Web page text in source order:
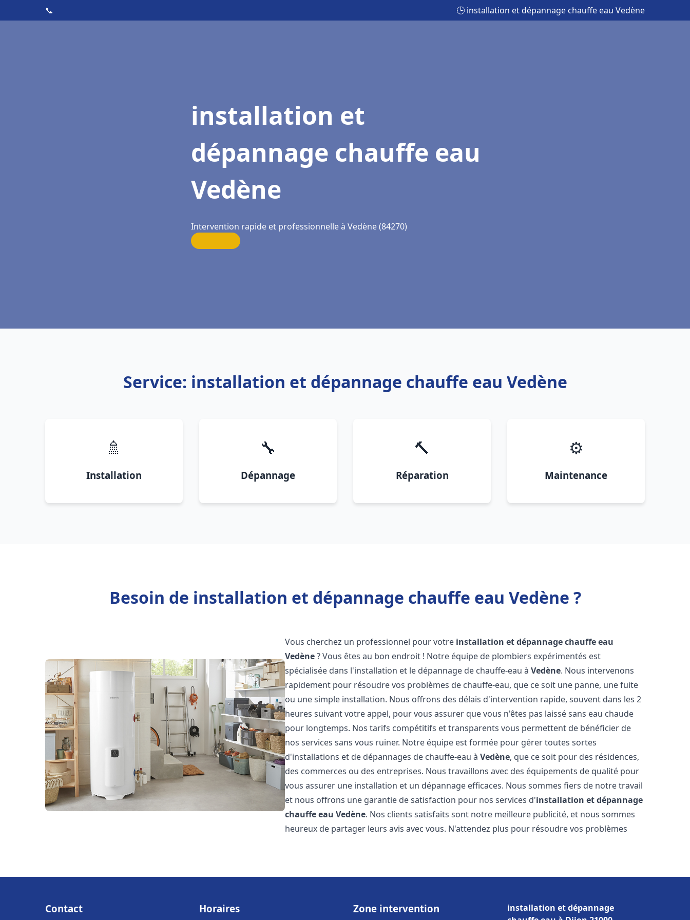
📞 🕒 installation et dépannage chauffe eau Vedène
installation et
dépannage chauffe eau
Vedène
Intervention rapide et professionnelle à Vedène (84270)
Service: installation et dépannage chauffe eau Vedène
🚿
Installation
🔧
Dépannage
🔨
Réparation
⚙️
Maintenance
Besoin de installation et dépannage chauffe eau Vedène ?
Vous cherchez un professionnel pour votre installation et dépannage chauffe eau
Vedène? Vous êtes au bon endroit ! Notre équipe de plombiers expérimentés est
spécialisée dans l'installation et le dépannage de chauffe-eau àVedène. Nous intervenons
rapidement pour résoudre vos problèmes de chauffe-eau, que ce soit une panne, une fuite
ou une simple installation. Nous offrons des délais d'intervention rapide, souvent dans les 2
heures suivant votre appel, pour vous assurer que vous n'êtes pas laissé sans eau chaude
pour longtemps. Nos tarifs compétitifs et transparents vous permettent de bénéficier de
nos services sans vous ruiner. Notre équipe est formée pour gérer toutes sortes
d'installations et de dépannages de chauffe-eau àVedène, que ce soit pour des résidences,
des commerces ou des entreprises. Nous travaillons avec des équipements de qualité pour
vous assurer une installation et un dépannage efficaces. Nous sommes fiers de notre travail
et nous offrons une garantie de satisfaction pour nos services d'installation et dépannage
chauffe eau Vedène. Nos clients satisfaits sont notre meilleure publicité, et nous sommes
heureux de partager leurs avis avec vous. N'attendez plus pour résoudre vos problèmes
Contact Horaires Zone intervention
installation et dépannage